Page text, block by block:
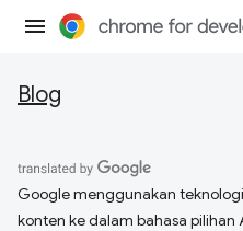
Blog
Google menggunakan
konten ke dalam bahasa pilihan